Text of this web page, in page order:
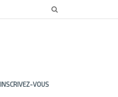
INSCRIVEZ-VOUS